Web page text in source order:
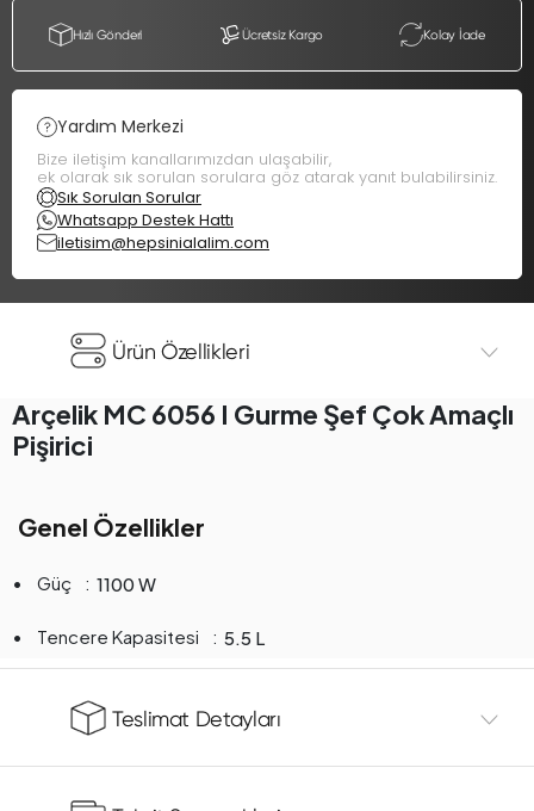
Hızlı Gönderi Ücretsiz Kargo Kolay İade
Yardım Merkezi
Bize iletişim kanallarımızdan ulaşabilir,
ek olarak sık sorulan sorulara göz atarak yanıt bulabilirsiniz.
Sık Sorulan Sorular
Whatsapp Destek Hattı
iletisim@hepsinialalim.com
Ürün Özellikleri
Arçelik MC 6056 I Gurme Şef Çok Amaçlı
Pişirici
Genel Özellikler
Güç 1100 W
Tencere Kapasitesi 5.5 L
Teslimat Detayları